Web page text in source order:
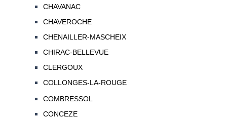
CHAVANAC
CHAVEROCHE
CHENAILLER-MASCHEIX
CHIRAC-BELLEVUE
CLERGOUX
COLLONGES-LA-ROUGE
COMBRESSOL
CONCEZE